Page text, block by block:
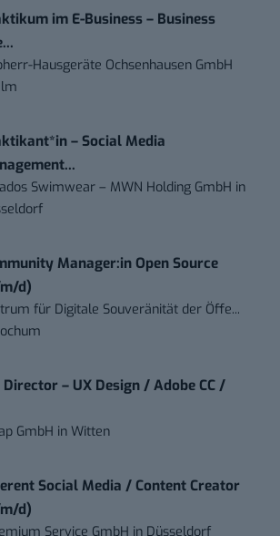
im E-Business – Business
Hausgeräte Ochsenhausen GmbH
– Social Media
Swimwear – MWN Holding GmbH in
Manager:in Open Source
d)
für Digitale Souveränität der Öffe...
– UX Design / Adobe CC /
GmbH inWitten
Social Media / Content Creator
d)
Service GmbH in Düsseldorf